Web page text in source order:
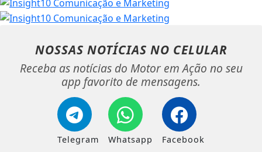
NOSSAS NOTÍCIAS NO CELULAR
Receba as notícias do Motor em Ação no seu
app favorito de mensagens.
Telegram Whatsapp Facebook